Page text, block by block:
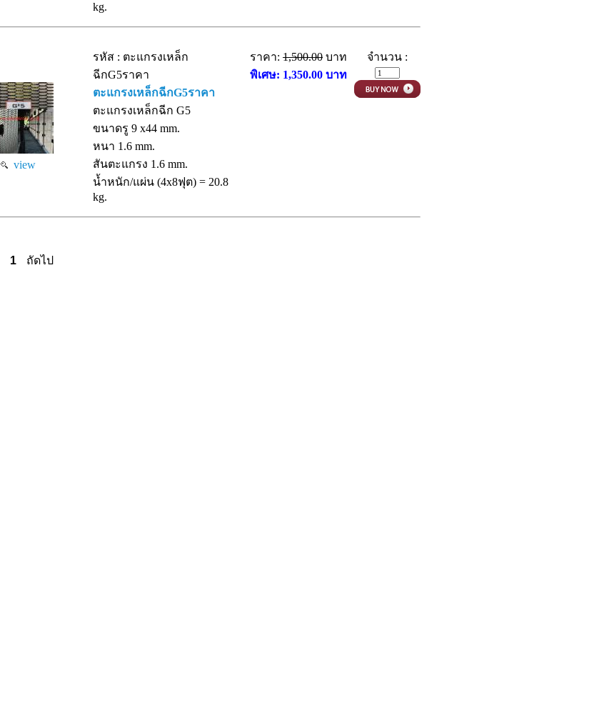
kg.
view
รหัส : ตะแกรงเหล็ก
ฉีกG5ราคา
ตะแกรงเหล็กฉีกG5ราคา
ตะแกรงเหล็กฉีก G5
ขนาดรู 9 x44 mm.
หนา 1.6 mm.
สันตะแกรง 1.6 mm.
น้ำหนัก/แผ่น (4x8ฟุต) = 20.8
kg.
ราคา:1,500.00 บาท
พิเศษ: 1,350.00 บาท
จำนวน :
1 ถัดไป